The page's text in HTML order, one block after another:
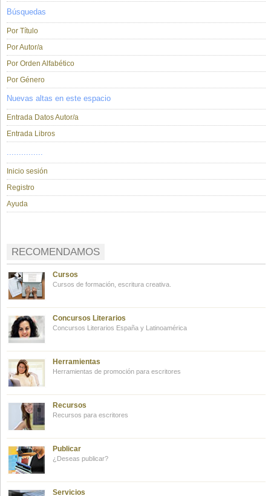
Búsquedas
Por Título
Por Autor/a
Por Orden Alfabético
Por Género
Nuevas altas en este espacio
Entrada Datos Autor/a
Entrada Libros
...............
Inicio sesión
Registro
Ayuda
RECOMENDAMOS
Cursos
Cursos de formación, escritura creativa.
Concursos Literarios
Concursos Literarios España y Latinoamérica
Herramientas
Herramientas de promoción para escritores
Recursos
Recursos para escritores
Publicar
¿Deseas publicar?
Servicios